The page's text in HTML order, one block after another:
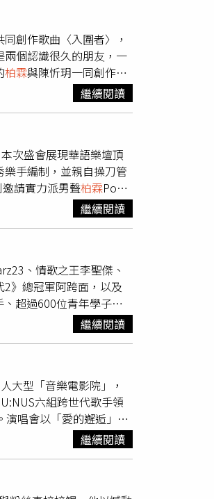
角，她25歲去紐約發
演出的舞台劇催票，呼
劇類獎項，在獨角戲中
，我愛你！」謝謝媽媽
中揮灑自如的魅力與爆
與愛，這個獎屬於每一位
獻獎得主)最佳影像／聲
服裝造型設計獎 趙天
佳舞台設計獎 李柏霖台
兒子》最佳編劇獎 張加
點》翻轉の人生音樂
近乎正常》最佳戲劇類
導演獎 洪千涵、洪唯堯、
精神獎 明日和合製作所
的兒子》最佳戲劇獎 莎
創作歌曲〈入圍者〉，
個認識很久的朋友，一
柏霖與陳忻玥一同創作新
手張簡君偉聯手作曲，柏
在亂彈之際先下了一個
。我、張簡君瑋、陶山
這首歌。
發生過的對話，特別將
柏霖也表示「入圍」從來
走到最後的片刻，依然
很像見到一個很久不見的
想起去年金曲入圍的那段
面都更穩。而那需要重
繼續閱讀
次盛會展現華語樂壇頂
手編制，並親自操刀管
請實力派男聲柏霖PoLin
音樂交流。當天兩人合
音樂玫瑰森林農場提
芯也將近年在網路上爆
粉絲喊話預約，這次僅
過於安可曲〈巷仔內的
台灣音樂前輩許石老師
奏鋼琴，完成了一場極
既興奮又充滿壓力，完
繼續閱讀
、情歌之王李聖傑、
》總冠軍阿跨面，以及
超過600位青年學子，
出量身打造專屬內容，
一個舞台上的「拼盤式」
演，美麗本人擔任開場
社、政大黑人音樂社，
眾沉浸回憶漩渦「玉女
段純真幸福的時光。首
大演出。（圖／文總提
格擔任白金級導唱，獻上
兼具的畢書盡、邱鋒澤、
的壯闊之美。呼應全民
運動小將登台，接受全
繼續閱讀
大型「音樂電影院」，
U:NUS六組跨世代歌手領
唱會以「愛的邂逅」至
子合成器音色，營造兼
多年前的〈開心女孩〉，
害羞牽起黃偉晉的手笑
他人合唱，他坦言「很
繼續閱讀